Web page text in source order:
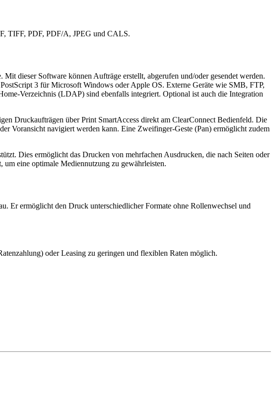
TIFF, PDF, PDF/A, JPEG und CALS.
dieser Software können Aufträge erstellt, abgerufen und/oder gesendet werden.
3 für Microsoft Windows oder Apple OS. Externe Geräte wie SMB, FTP,
Verzeichnis (LDAP) sind ebenfalls integriert. Optional ist auch die Integration
Druckaufträgen über Print SmartAccess direkt am ClearConnect Bedienfeld. Die
Voransicht navigiert werden kann. Eine Zweifinger-Geste (Pan) ermöglicht zudem
Dies ermöglicht das Drucken von mehrfachen Ausdrucken, die nach Seiten oder
eine optimale Mediennutzung zu gewährleisten.
Er ermöglicht den Druck unterschiedlicher Formate ohne Rollenwechsel und
oder Leasing zu geringen und flexiblen Raten möglich.